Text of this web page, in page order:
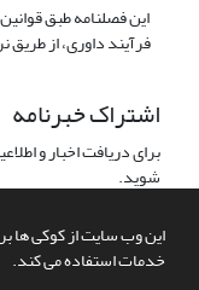
این وب سایت از کوکی ها
خدمات استفاده می کند.
این فصلنامه طبق
فرآیند داوری، از
اشتراک خبرنامه
برای دریافت اخبار و
شوید.